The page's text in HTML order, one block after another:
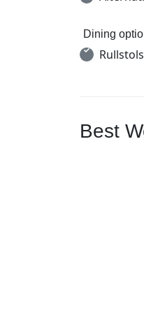
Dining
Best